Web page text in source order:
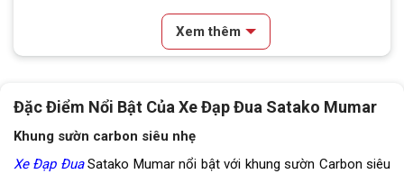
Hợp kim nhôm
Lốp xe INNOVA 700*25
Tăng tốc trước (Gạt
Shimano Tiagra
Xem thêm
Đặc Điểm Nổi Bật Của Xe Đạp Đua Satako Mumar
Khung sườn carbon siêu nhẹ
Xe Đạp ĐuaSatako Mumar nổi bật với khung sườn Carbon siêu